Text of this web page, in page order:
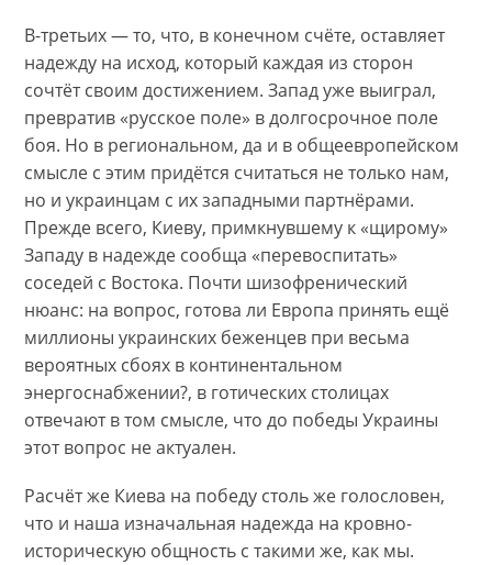
В-третьих — то, что, в конечном счёте, оставляет
надежду на исход, который каждая из сторон
сочтёт своим достижением. Запад уже выиграл,
превратив «русское поле» в долгосрочное поле
боя. Но в региональном, да и в общеевропейском
смысле с этим придётся считаться не только нам,
но и украинцам с их западными партнёрами.
Прежде всего, Киеву, примкнувшему к «щирому»
Западу в надежде сообща «перевоспитать»
соседей с Востока. Почти шизофренический
нюанс: на вопрос, готова ли Европа принять ещё
миллионы украинских беженцев при весьма
вероятных сбоях в континентальном
энергоснабжении?, в готических столицах
отвечают в том смысле, что до победы Украины
этот вопрос не актуален.
Расчёт же Киева на победу столь же голословен,
что и наша изначальная надежда на кровно-
историческую общность с такими же, как мы.